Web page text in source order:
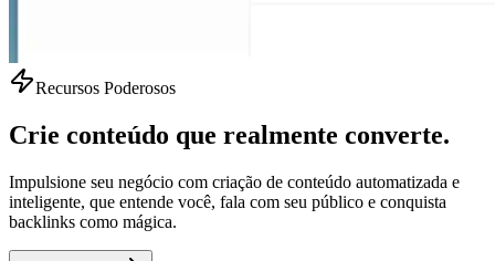
Recursos Poderosos
Crie conteúdo que realmente converte.
Impulsione seu negócio com criação de conteúdo automatizada e
inteligente, que entende você, fala com seu público e conquista
backlinks como mágica.